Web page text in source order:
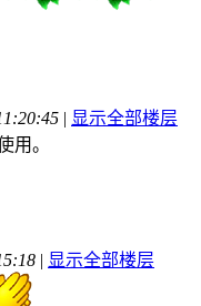
| 显示全部楼层
用。
| 显示全部楼层